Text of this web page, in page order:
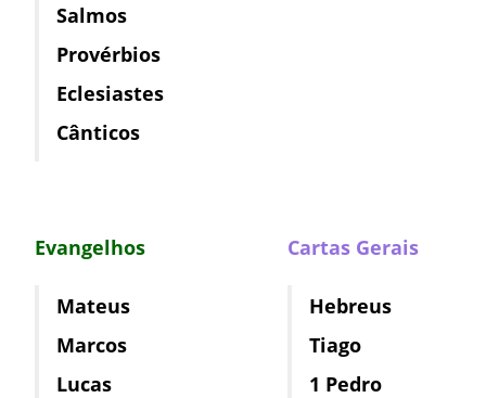
Salmos
Provérbios
Eclesiastes
Cânticos
Evangelhos
Mateus
Marcos
Lucas
Cartas Gerais
Hebreus
Tiago
1 Pedro